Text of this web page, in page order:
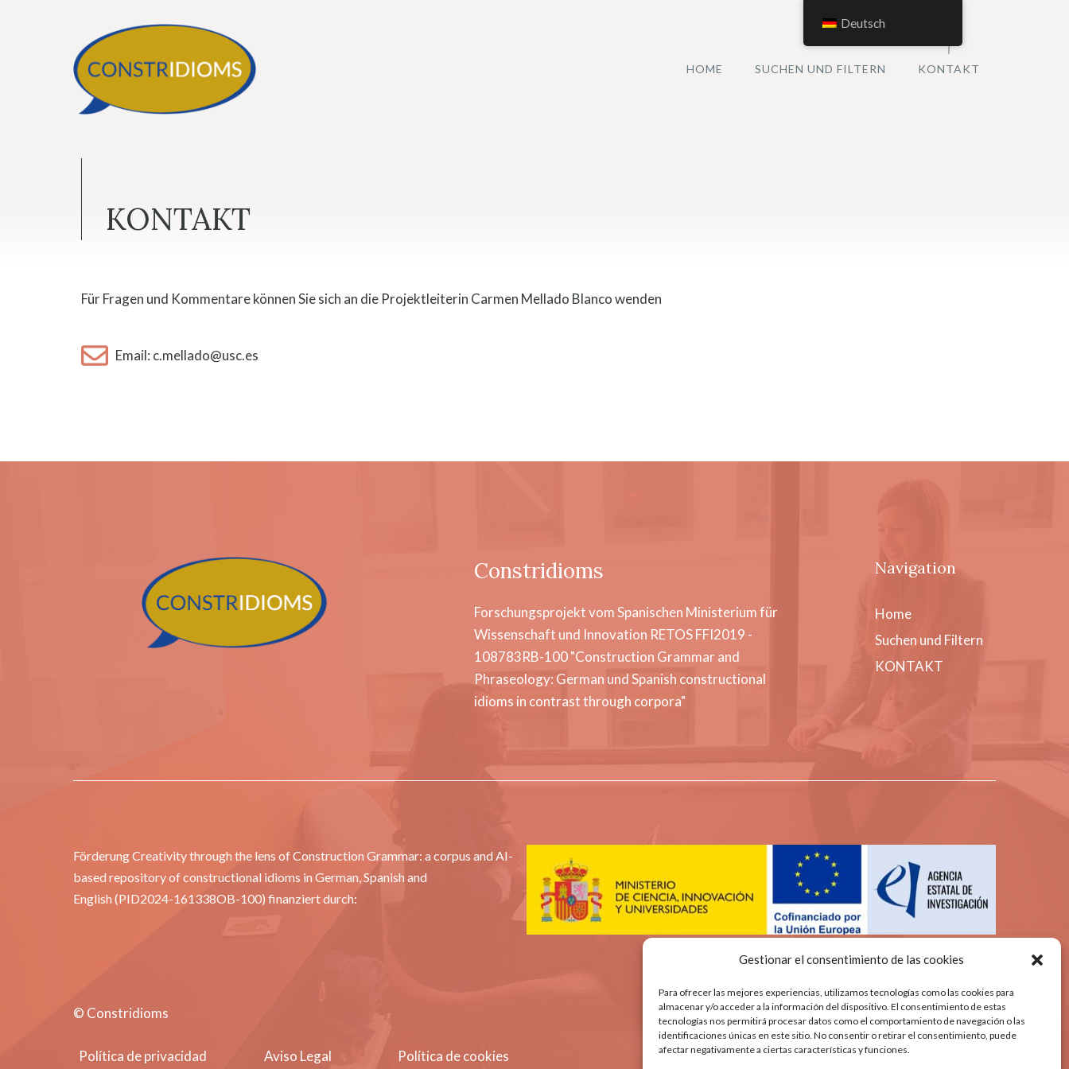
Gestionar el consentimiento de las cookies
Para ofrecer las mejores experiencias, utilizamos tecnologías como las cookies para
almacenar y/o acceder a la información del dispositivo. El consentimiento de estas
tecnologías nos permitirá procesar datos como el comportamiento de navegación o las
identificaciones únicas en este sitio. No consentir o retirar el consentimiento, puede
afectar negativamente a ciertas características y funciones.
HOME SUCHEN UND FILTERN KONTAKT
KONTAKT
Für Fragen und Kommentare können Sie sich an die Projektleiterin Carmen Mellado Blanco wenden
Email: c.mellado@usc.es
Constridioms
Forschungsprojekt vom Spanischen Ministerium für
Wissenschaft und Innovation RETOS FFI2019 -
108783RB-100 "Construction Grammar and
Phraseology: German und Spanish constructional
idioms in contrast through corpora"
Navigation
Home
Suchen und Filtern
KONTAKT
Förderung Creativity through the lens of Construction Grammar: a corpus and AI-
based repository of constructional idioms in German, Spanish and
English (PID2024-161338OB-100) finanziert durch:
© Constridioms
Política de privacidad Aviso Legal Política de cookies
Deutsch